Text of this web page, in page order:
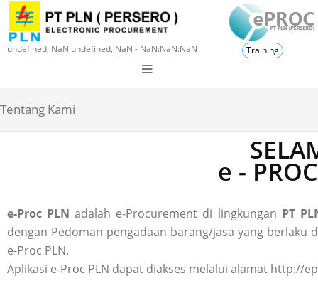
undefined, NaN undefined, NaN - NaN:NaN:NaN Training
Tentang Kami
e -
e-Proc PLN adalah e-Procurement di lingkungan PT
dengan Pedoman pengadaan barang/jasa yang berlaku
e-Proc PLN.
Aplikasi e-Proc PLN dapat diakses melalui alamat http://